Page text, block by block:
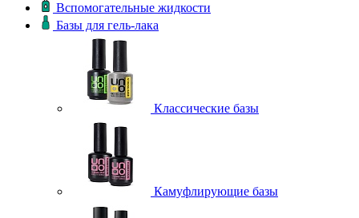
Вспомогательные жидкости
Базы для гель-лака
Классические базы
Камуфлирующие базы